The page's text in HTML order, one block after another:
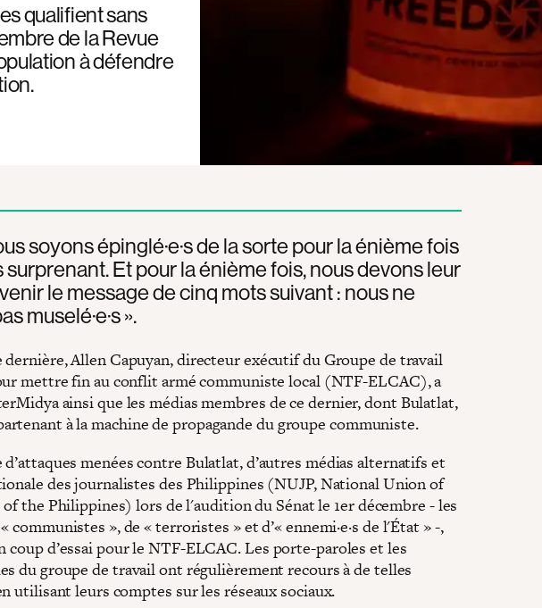
qualifient sans
de la Revue
à défendre
soyons épinglé·e·s de la sorte pour la énième fois
surprenant. Et pour la énième fois, nous devons leur
le message de cinq mots suivant : nous ne
muselé·e·s ».
dernière, Allen Capuyan, directeur exécutif du Groupe de travail
mettre fin au conflit armé communiste local (NTF-ELCAC), a
ainsi que les médias membres de ce dernier, dont Bulatlat,
à la machine de propagande du groupe communiste.
menées contre Bulatlat, d’autres médias alternatifs et
des journalistes des Philippines (NUJP, National Union of
the Philippines) lors de l'audition du Sénat le 1er décembre - les
communistes », de « terroristes » et d’« ennemi·e·s de l'État » -,
coup d’essai pour le NTF-ELCAC. Les porte-paroles et les
du groupe de travail ont régulièrement recours à de telles
utilisant leurs comptes sur les réseaux sociaux.